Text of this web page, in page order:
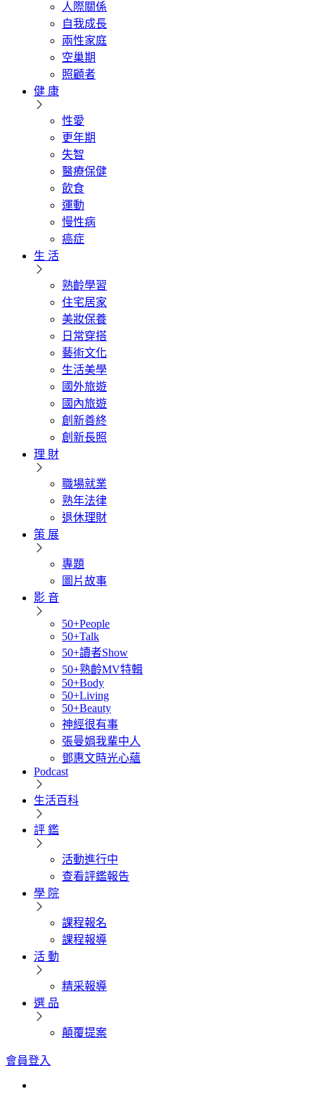
人際關係
自我成長
兩性家庭
空巢期
照顧者
健 康
性愛
更年期
失智
醫療保健
飲食
運動
慢性病
癌症
生 活
熟齡學習
住宅居家
美妝保養
日常穿搭
藝術文化
生活美學
國外旅遊
國內旅遊
創新善終
創新長照
理 財
職場就業
熟年法律
退休理財
策 展
專題
圖片故事
影 音
50+People
50+Talk
50+讀者Show
50+熟齡MV特輯
50+Body
50+Living
50+Beauty
神經很有事
張曼娟我輩中人
鄧惠文時光心蘊
Podcast
生活百科
評 鑑
活動進行中
查看評鑑報告
學 院
課程報名
課程報導
活 動
精采報導
選 品
顛覆提案
會員登入